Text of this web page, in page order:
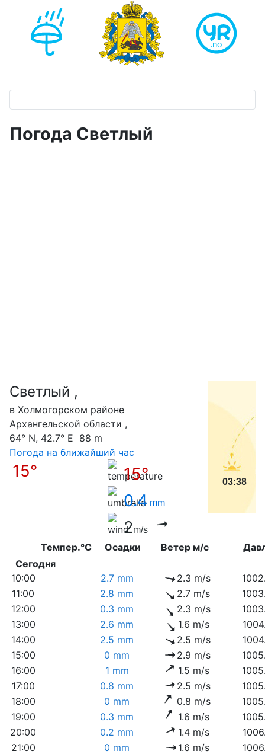
Погода Светлый
Светлый ,
в Холмогорском районе
Архангельской области ,
64° N, 42.7° E 88 m
Погода на ближайший час
15°
15°
0.4 mm
2m/s
03:38
Темпер.°C Осадки Ветер м/с
Сегодня
10:00
2.7 mm 2.3 m/s
11:00
2.8 mm 2.7 m/s
12:00
0.3 mm 2.3 m/s
13:00
2.6 mm 1.6 m/s
14:00
2.5 mm 2.5 m/s
15:00
0 mm 2.9 m/s
16:00
1 mm 1.5 m/s
17:00
0.8 mm 2.5 m/s
18:00
0 mm 0.8 m/s
19:00
0.3 mm 1.6 m/s
20:00
0.2 mm 1.4 m/s
21:00
0 mm 1.6 m/s